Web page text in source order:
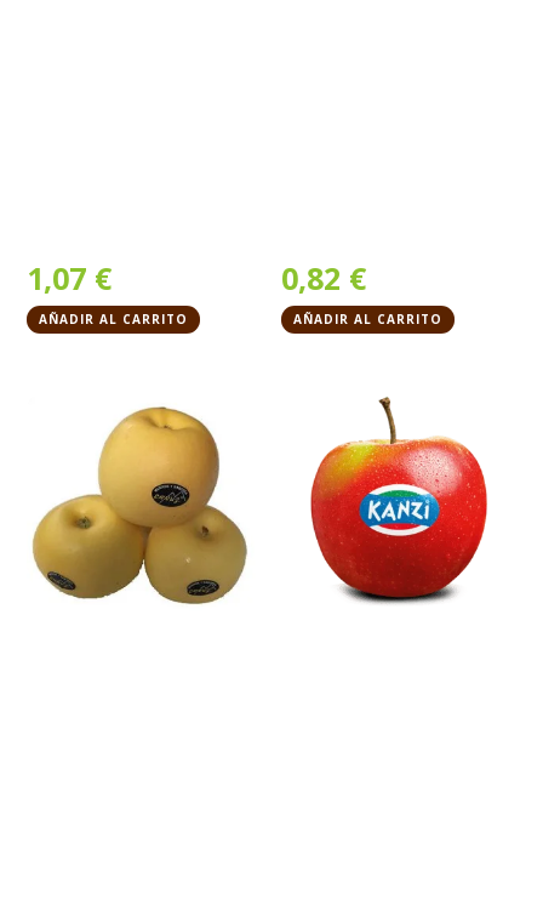
1,07 €
AÑADIR AL CARRITO
0,82 €
AÑADIR AL CARRITO